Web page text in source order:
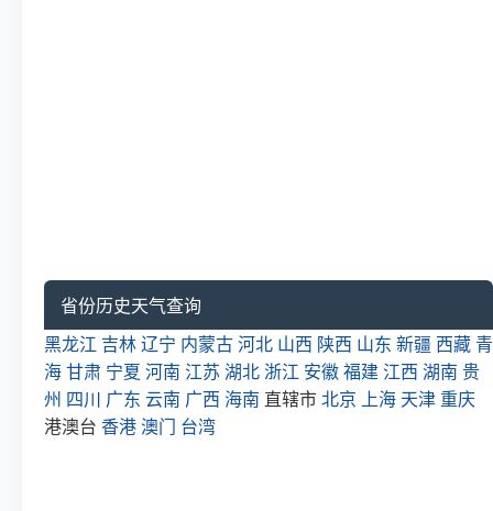
省份历史天气查询
黑龙江 吉林辽宁 内蒙古河北 山西 陕西 山东 新疆 西藏 青
海甘肃 宁夏 河南 江苏 湖北 浙江 安徽福建 江西 湖南 贵
州 四川 广东 云南 广西 海南 直辖市北京 上海 天津 重庆
港澳台 香港澳门 台湾